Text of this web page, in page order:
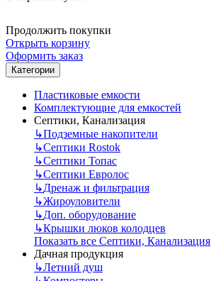
Продолжить покупки
Открыть корзину
Оформить заказ
Категории
Пластиковые емкости
Комплектующие для емкостей
Септики, Канализация
↳Подземные накопители
↳Септики Rostok
↳Септики Топас
↳Септики Евролос
↳Дренаж и фильтрация
↳Жироуловители
↳Доп. оборудование
↳Крышки люков колодцев
Показать все Септики, Канализация
Дачная продукция
↳Летний душ